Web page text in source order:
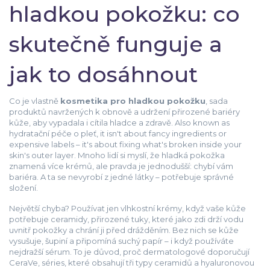
hladkou pokožku: co
skutečně funguje a
jak to dosáhnout
Co je vlastně kosmetika pro hladkou pokožku sada
produktů navržených k obnově a udržení přirozené bariéry
kůže, aby vypadala i cítila hladce a zdravě . Also known as
hydratační péče o pleť , it isn't about fancy ingredients or
expensive labels – it's about fixing what's broken inside your
skin's outer layer. Mnoho lidí si myslí, že hladká pokožka
znamená více krémů, ale pravda je jednodušší: chybí vám
bariéra. A ta se nevyrobí z jedné látky – potřebuje správné
složení.
Největší chyba? Používat jen vlhkostní krémy, když vaše kůže
potřebuje ceramidy přirozené tuky, které jako zdi drží vodu
uvnitř pokožky a chrání ji před drážděním Bez nich se kůže
vysušuje, šupiní a připomíná suchý papír – i když používáte
nejdražší sérum. To je důvod, proč dermatologové doporučují
CeraVe séries, které obsahují tři typy ceramidů a hyaluronovou